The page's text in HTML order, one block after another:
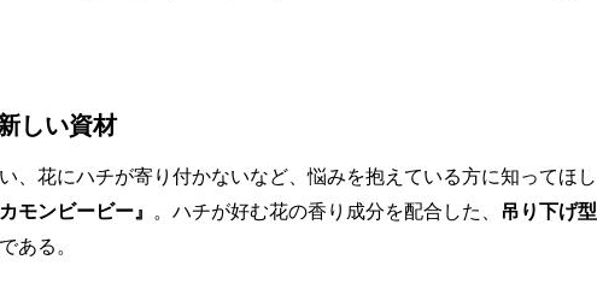
しい資材
、花にハチが寄り付かないなど、悩みを抱えている方に知ってほし
カモンビービー』 。ハチが好む花の香り成分を配合した、 吊り下げ型
である。